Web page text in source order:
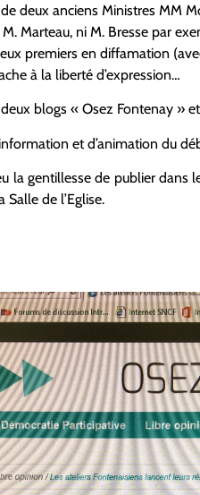
deux anciens Ministres MM
Marteau, ni M. Bresse par
premiers en diffamation
à la liberté d’expression…
blogs « Osez Fontenay »
et d’animation du
la gentillesse de publier
Salle de l’Eglise.